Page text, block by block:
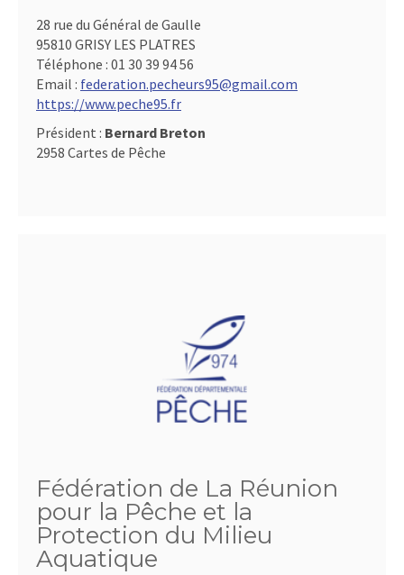
28 rue du Général de Gaulle
95810 GRISY LES PLATRES
Téléphone : 01 30 39 94 56
Email : federation.pecheurs95@gmail.com
https://www.peche95.fr
Président : Bernard Breton
2958 Cartes de Pêche
Fédération de La Réunion
pour la Pêche et la
Protection du Milieu
Aquatique